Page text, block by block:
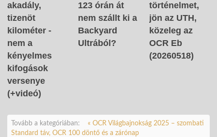
akadály,
tizenöt
kilométer -
nem a
kényelmes
kifogások
versenye
(+videó)
123 órán át
nem szállt ki a
Backyard
Ultrából?
történelmet,
jön az UTH,
közeleg az
OCR Eb
(20260518)
Tovább a kategóriában:
« OCR Világbajnokság 2025 – szombati
Standard táv, OCR 100 döntő és a zárónap